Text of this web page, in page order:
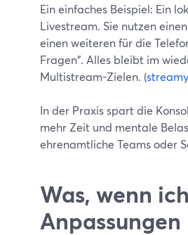
Ein einfaches Beispiel: Ein
Livestream. Sie nutzen
einen weiteren für die
Fragen“. Alles bleibt im
Multistream-Zielen. (
In der Praxis spart die
mehr Zeit und mentale
ehrenamtliche Teams oder
Was, wenn
Anpassungen